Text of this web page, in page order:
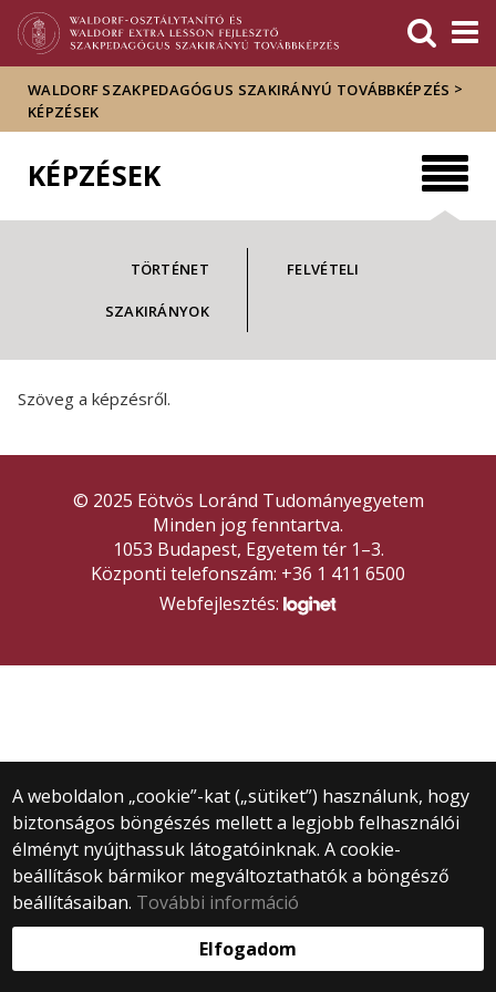
Hírek
Események
ELTE a
sajtóban
WALDORF SZAKPEDAGÓGUS SZAKIRÁNYÚ TOVÁBBKÉPZÉS >
KÉPZÉSEK
KÉPZÉSEK
TÖRTÉNET
SZAKIRÁNYOK
FELVÉTELI
Szöveg a képzésről.
A weboldalon „cookie”-kat („sütiket”) használunk, hogy
biztonságos böngészés mellett a legjobb felhasználói
élményt nyújthassuk látogatóinknak. A cookie-
beállítások bármikor megváltoztathatók a böngésző
beállításaiban. További információ
Elfogadom
© 2025 Eötvös Loránd Tudományegyetem
Minden jog fenntartva.
1053 Budapest, Egyetem tér 1–3.
Központi telefonszám: +36 1 411 6500
Webfejlesztés: